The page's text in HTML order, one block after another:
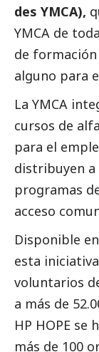
des YMCA),
YMCA de
de
alguno para
La YMCA
cursos de
para el
distribuyen
programas
acceso
Disponible
esta
voluntarios
a más de
HP HOPE se
más de 100